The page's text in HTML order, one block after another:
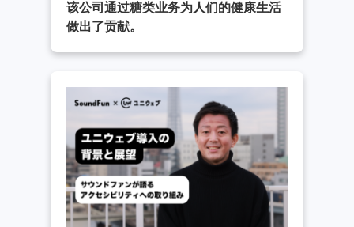
该公司通过糖类业务为人们的健康生活
做出了贡献。